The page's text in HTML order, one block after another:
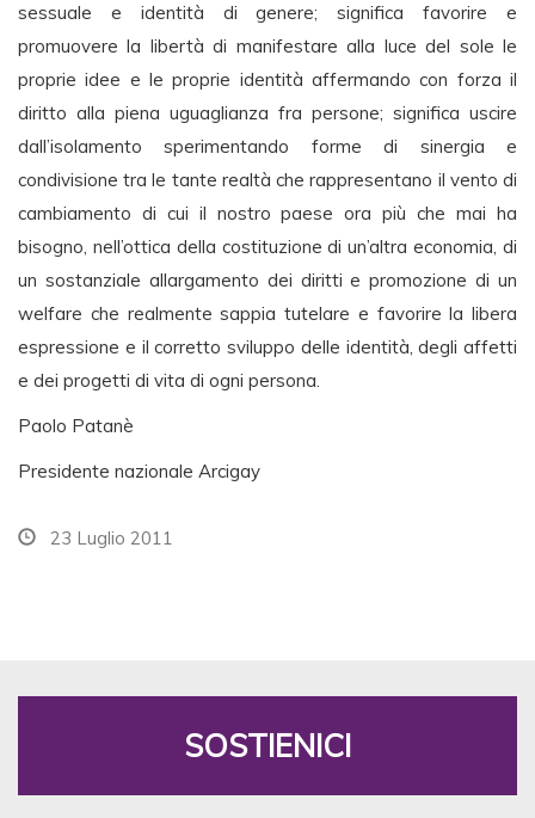
sessuale e identità di genere; significa favorire e
promuovere la libertà di manifestare alla luce del sole le
proprie idee e le proprie identità affermando con forza il
diritto alla piena uguaglianza fra persone; significa uscire
dall’isolamento sperimentando forme di sinergia e
condivisione tra le tante realtà che rappresentano il vento di
cambiamento di cui il nostro paese ora più che mai ha
bisogno, nell’ottica della costituzione di un’altra economia, di
un sostanziale allargamento dei diritti e promozione di un
welfare che realmente sappia tutelare e favorire la libera
espressione e il corretto sviluppo delle identità, degli affetti
e dei progetti di vita di ogni persona.
Paolo Patanè
Presidente nazionale Arcigay
23 Luglio 2011
SOSTIENICI